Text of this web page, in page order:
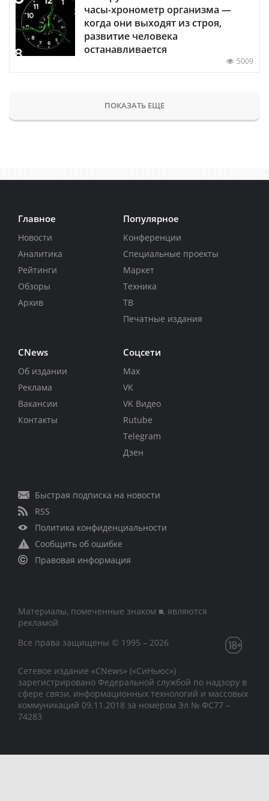
часы-хронометр организма —
когда они выходят из строя,
развитие человека
останавливается
5009
ПОКАЗАТЬ ЕЩЕ
Главное
Новости
Аналитика
Рейтинги
Обзоры
Архив
Популярное
Конференции
Специальные проекты
Маркет
Техника
ТВ
Печатные издания
CNews
Об издании
Реклама
Вакансии
Контакты
Соцсети
Max
VK
VK Видео
Rutube
Telegram
Дзен
Быстрая подписка на новости
RSS
Политика конфиденциальности
Сообщить об ошибке
Правовая информация
Материалы, помеченные знаком ■, являются
рекламой
Все права защищены © 1995 – 2026
Сетевое издание «CNews» («СиНьюс»)
зарегистрировано Федеральной службой по надзору в
сфере связи, информационных технологий и массовых
коммуникаций 09.11.2018 за номером Эл № ФС77 –
74283